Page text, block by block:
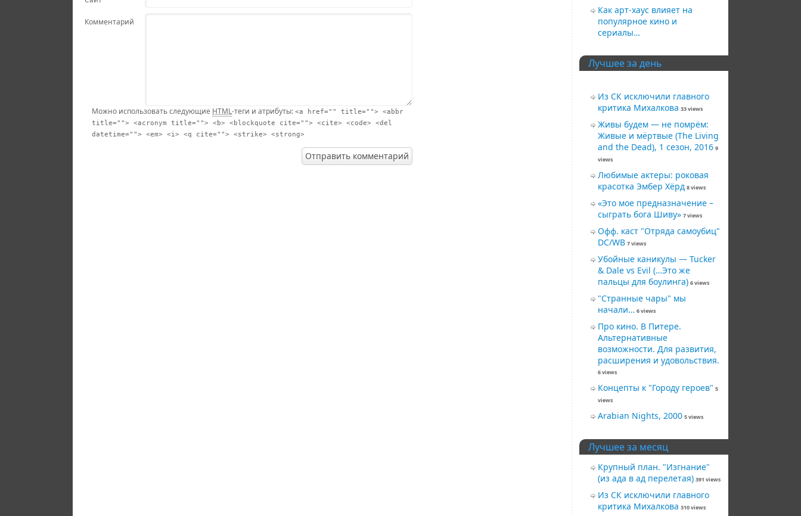
Комментарий
Можно использовать следующие HTML-теги и атрибуты: <a href="" title=""> <abbr
title=""> <acronym title=""> <b> <blockquote cite=""> <cite> <code> <del
datetime=""> <em> <i> <q cite=""> <strike> <strong>
Как арт-хаус влияет на
популярное кино и
сериалы…
Лучшее за день
Из СК исключили главного
критика Михалкова 33 views
Живы будем — не помрём:
Живые и мёртвые (The Living
and the Dead), 1 сезон, 2016 9
views
Любимые актеры: роковая
красотка Эмбер Хёрд 8 views
«Это мое предназначение –
сыграть бога Шиву» 7 views
Офф. каст "Отряда самоубиц"
DC/WB 7 views
Убойные каникулы — Tucker
& Dale vs Evil (…Это же
пальцы для боулинга) 6 views
"Странные чары" мы
начали… 6 views
Про кино. В Питере.
Альтернативные
возможности. Для развития,
расширения и удовольствия.
6 views
Концепты к "Городу героев" 5
views
Arabian Nights, 2000 5 views
Лучшее за месяц
Крупный план. "Изгнание"
(из ада в ад перелетая) 391 views
Из СК исключили главного
критика Михалкова 310 views